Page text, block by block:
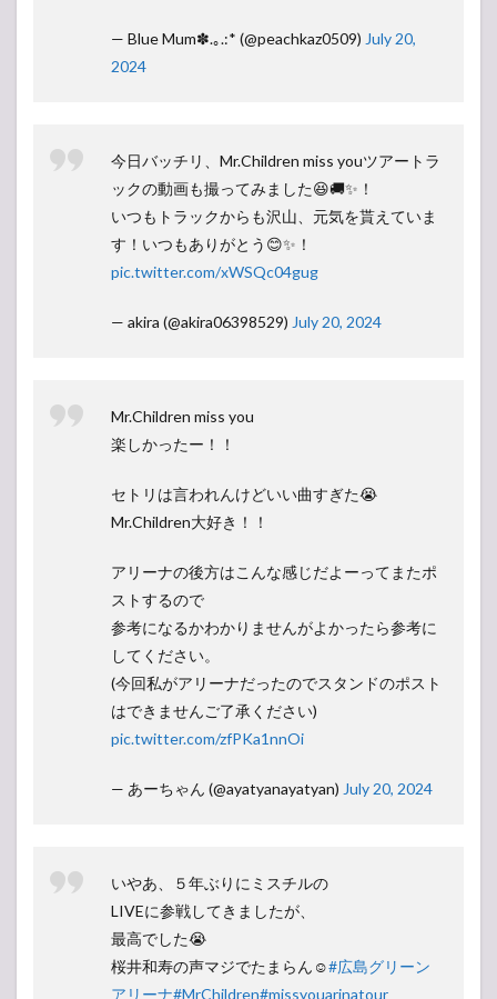
— Blue Mum✽.｡.:* (@peachkaz0509) July 20,
2024
今日バッチリ、Mr.Children miss youツアートラ
ックの動画も撮ってみました😆🚚✨！
いつもトラックからも沢山、元気を貰えていま
す！いつもありがとう😊✨！
pic.twitter.com/xWSQc04gug
— akira (@akira06398529) July 20, 2024
Mr.Children miss you
楽しかったー！！
セトリは言われんけどいい曲すぎた😭
Mr.Children大好き！！
アリーナの後方はこんな感じだよーってまたポ
ストするので
参考になるかわかりませんがよかったら参考に
してください。
(今回私がアリーナだったのでスタンドのポスト
はできませんご了承ください)
pic.twitter.com/zfPKa1nnOi
— あーちゃん (@ayatyanayatyan) July 20, 2024
いやあ、５年ぶりにミスチルの
LIVEに参戦してきましたが、
最高でした😭
桜井和寿の声マジでたまらん☺️#広島グリーン
アリーナ#MrChildren#missyouarinatour